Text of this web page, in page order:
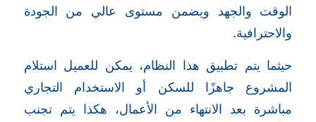
الوقت والجهد ويضمن مستوى عالي من الجودة
والاحترافية.
حيثما يتم تطبيق هذا النظام، يمكن للعميل استلام
المشروع جاهزًا للسكن أو الاستخدام التجاري
مباشرة بعد الانتهاء من الأعمال، هكذا يتم تجنب